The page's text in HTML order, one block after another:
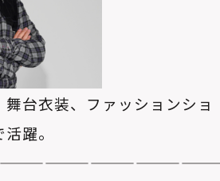
台衣装、ファッションショ
躍。